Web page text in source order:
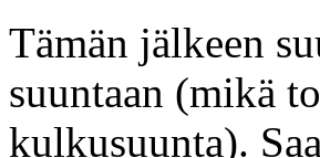
Tämän jälkeen
suuntaan (mikä
kulkusuunta).